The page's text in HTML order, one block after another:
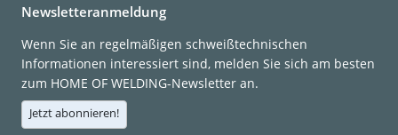
Newsletteranmeldung
Wenn Sie an regelmäßigen schweißtechnischen
Informationen interessiert sind, melden Sie sich am besten
zum HOME OF WELDING-Newsletter an.
Jetzt abonnieren!